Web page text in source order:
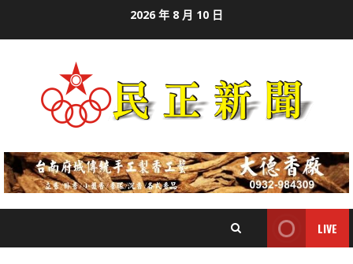
2026 年 8 月 10 日
LIVE